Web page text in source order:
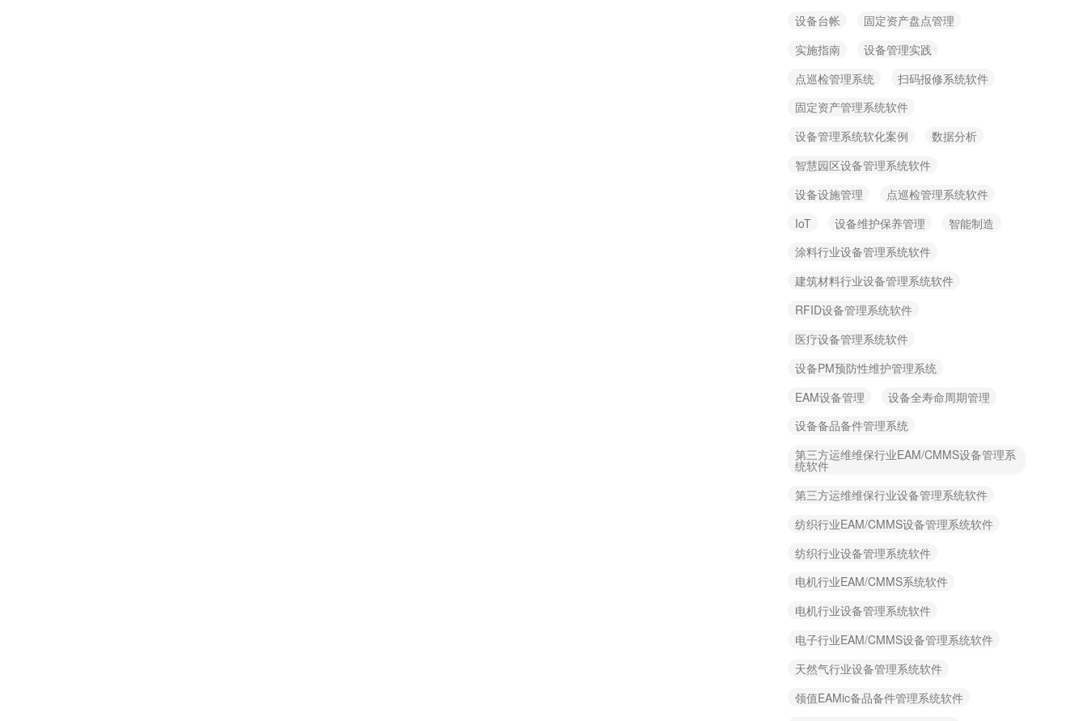
设备台帐
固定资产盘点管理
实施指南
设备管理实践
点巡检管理系统
扫码报修系统软件
固定资产管理系统软件
设备管理系统软化案例
数据分析
智慧园区设备管理系统软件
设备设施管理
点巡检管理系统软件
IoT
设备维护保养管理
智能制造
涂料行业设备管理系统软件
建筑材料行业设备管理系统软件
RFID设备管理系统软件
医疗设备管理系统软件
设备PM预防性维护管理系统
EAM设备管理
设备全寿命周期管理
设备备品备件管理系统
第三方运维维保行业EAM/CMMS设备管理系
统软件
第三方运维维保行业设备管理系统软件
纺织行业EAM/CMMS设备管理系统软件
纺织行业设备管理系统软件
电机行业EAM/CMMS系统软件
电机行业设备管理系统软件
电子行业EAM/CMMS设备管理系统软件
天然气行业设备管理系统软件
领值EAMic备品备件管理系统软件